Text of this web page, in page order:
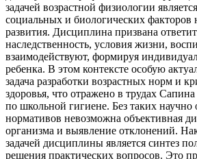
задачей возрастной физиологии
социальных и биологических факторов
развития. Дисциплина призвана
наследственность, условия жизни,
взаимодействуют, формируя
ребенка. В этом контексте особую
задача разработки возрастных норм и
здоровья, что отражено в трудах
по школьной гигиене. Без таких
нормативов невозможна объективная
организма и выявление отклонений.
задачей дисциплины является синтез
решения практических вопросов. Это